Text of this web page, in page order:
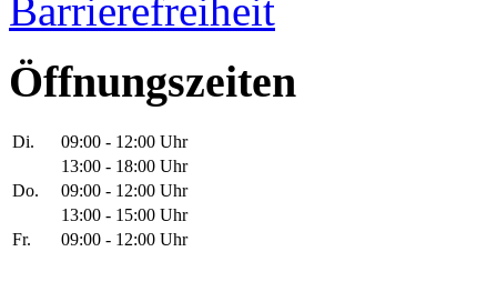
Barrierefreiheit
Öffnungszeiten
Di.
09:00 - 12:00 Uhr
13:00 - 18:00 Uhr
Do.
09:00 - 12:00 Uhr
13:00 - 15:00 Uhr
Fr.
09:00 - 12:00 Uhr